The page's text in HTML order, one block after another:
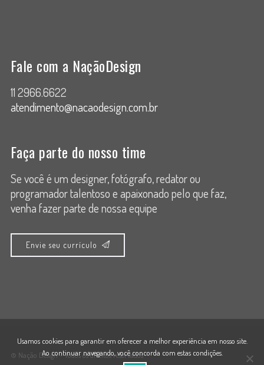
Fale com a NaçãoDesign
11 2966.6622
atendimento@nacaodesign.com.br
Faça parte do nosso time
Se você é um designer, fotógrafo, redator ou
programador talentoso e apaixonado pelo que faz,
venha fazer parte de nossa equipe
Envie seu currículo
© Nação Design - Todos os direitos reservados
Usamos cookies para garantir em oferecer a melhor experiência em nosso site.
Ao continuar navegando, você concorda com estas condições.